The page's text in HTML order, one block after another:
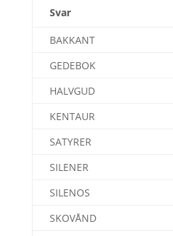
Svar
BAKKANT
GEDEBOK
HALVGUD
KENTAUR
SATYRER
SILENER
SILENOS
SKOVÅND